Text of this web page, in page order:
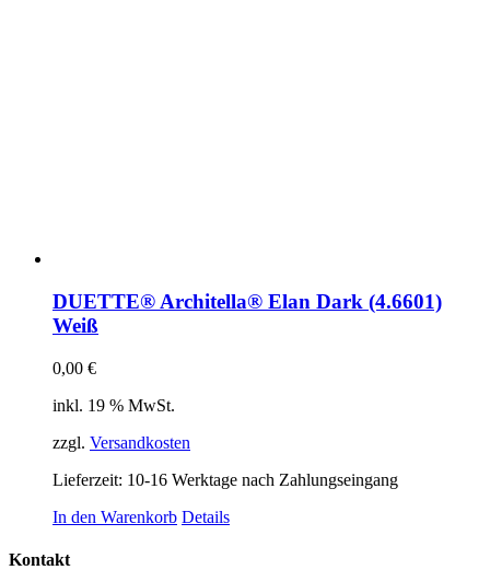
DUETTE® Architella® Elan Dark (4.6601)
Weiß
0,00 €
inkl. 19 % MwSt.
zzgl. Versandkosten
Lieferzeit: 10-16 Werktage nach Zahlungseingang
In den Warenkorb Details
Kontakt